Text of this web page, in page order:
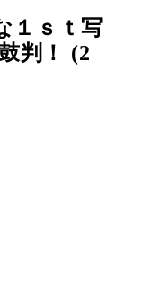
１ｓｔ写
判！ (2